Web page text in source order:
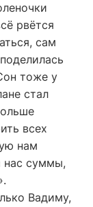
рвётся
сам
тоже у
стал
всех
нам
нас суммы,
Вадиму,